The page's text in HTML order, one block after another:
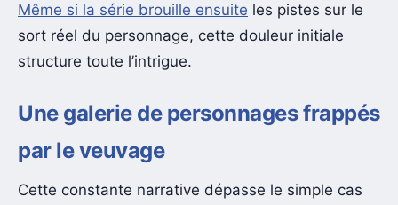
Même si la série brouille ensuite les pistes sur le
sort réel du personnage, cette douleur initiale
structure toute l’intrigue.
Une galerie de personnages frappés
par le veuvage
Cette constante narrative dépasse le simple cas